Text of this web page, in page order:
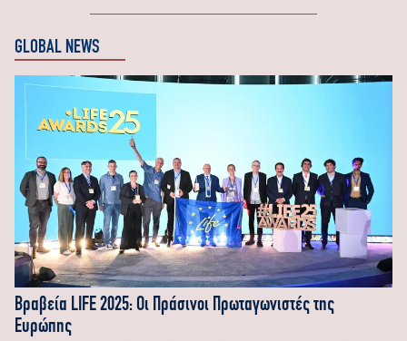
GLOBAL NEWS
Βραβεία LIFE 2025: Οι Πράσινοι Πρωταγωνιστές της
Ευρώπης